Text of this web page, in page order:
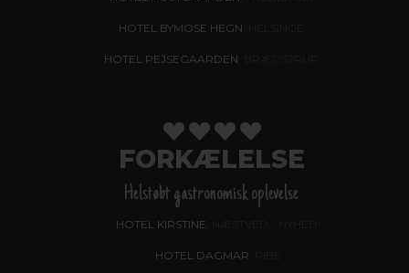
HOTEL BYMOSE HEGN
HOTEL PEJSEGAARDEN
FORKÆLELSE
Helstøbt gastronomisk oplevelse
HOTEL KIRSTINE
HOTEL DAGMAR